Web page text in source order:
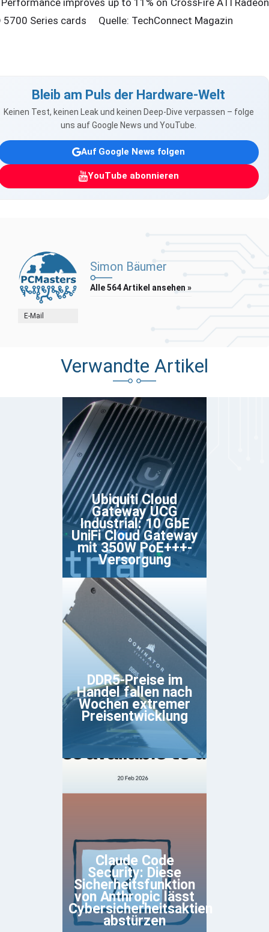
improves up to 11% on CrossFire ATI Radeon
5700 Series cards Quelle: TechConnect Magazin
Bleib am Puls der Hardware-Welt
Keinen Test, keinen Leak und keinen Deep-Dive verpassen – folge
uns auf Google News und YouTube.
Auf Google News folgen
YouTube abonnieren
E-Mail
Simon Bäumer
Alle 564 Artikel ansehen »
Verwandte Artikel
Ubiquiti Cloud
Gateway UCG
Industrial: 10 GbE
UniFi Cloud Gateway
mit 350W PoE+++-
Versorgung
DDR5-Preise im
Handel fallen nach
Wochen extremer
Preisentwicklung
Claude Code
Security: Diese
Sicherheitsfunktion
von Anthropic lässt
Cybersicherheitsaktien
abstürzen